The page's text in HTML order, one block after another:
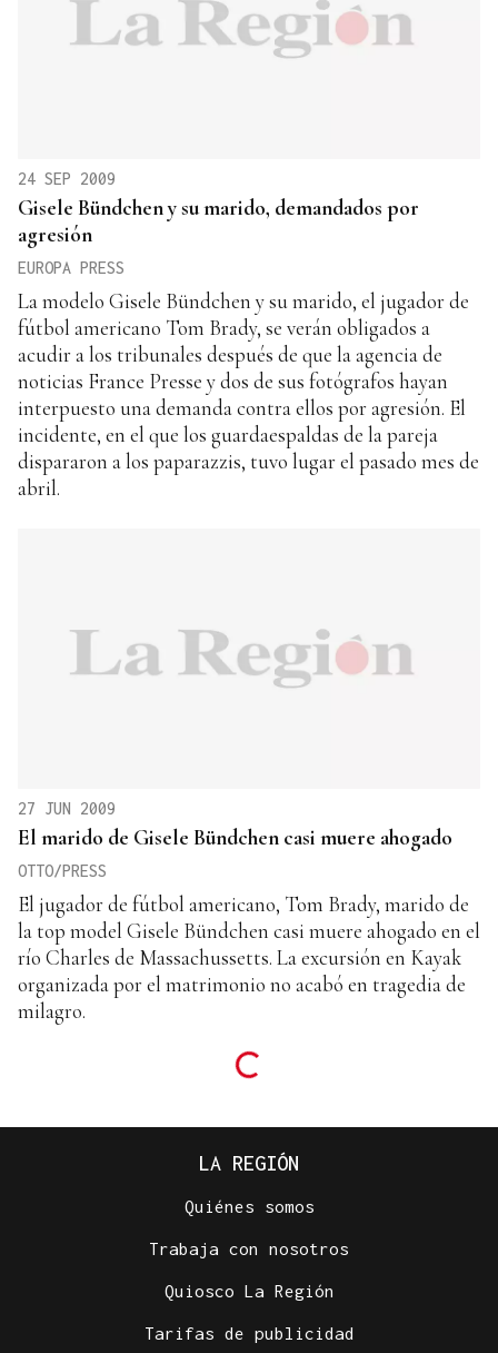
24 SEP 2009
Gisele Bündchen y su marido, demandados por
agresión
EUROPA PRESS
La modelo Gisele Bündchen y su marido, el jugador de
fútbol americano Tom Brady, se verán obligados a
acudir a los tribunales después de que la agencia de
noticias France Presse y dos de sus fotógrafos hayan
interpuesto una demanda contra ellos por agresión. El
incidente, en el que los guardaespaldas de la pareja
dispararon a los paparazzis, tuvo lugar el pasado mes de
abril.
27 JUN 2009
El marido de Gisele Bündchen casi muere ahogado
OTTO/PRESS
El jugador de fútbol americano, Tom Brady, marido de
la top model Gisele Bündchen casi muere ahogado en el
río Charles de Massachussetts. La excursión en Kayak
organizada por el matrimonio no acabó en tragedia de
milagro.
LA REGIÓN
Quiénes somos
Trabaja con nosotros
Quiosco La Región
Tarifas de publicidad